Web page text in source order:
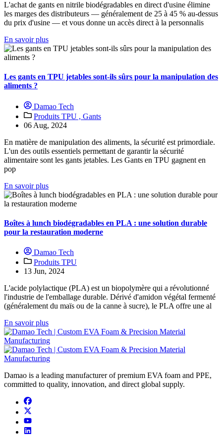
L'achat de gants en nitrile biodégradables en direct d'usine élimine
les marges des distributeurs — généralement de 25 à 45 % au-dessus
du prix d'usine — et vous donne un accès direct à la personnalis
En savoir plus
Les gants en TPU jetables sont-ils sûrs pour la manipulation des
aliments ?
Damao Tech
Produits TPU , Gants
06 Aug, 2024
En matière de manipulation des aliments, la sécurité est primordiale.
L'un des outils essentiels permettant de garantir la sécurité
alimentaire sont les gants jetables. Les Gants en TPU gagnent en
pop
En savoir plus
Boîtes à lunch biodégradables en PLA : une solution durable
pour la restauration moderne
Damao Tech
Produits TPU
13 Jun, 2024
L'acide polylactique (PLA) est un biopolymère qui a révolutionné
l'industrie de l'emballage durable. Dérivé d'amidon végétal fermenté
(généralement du maïs ou de la canne à sucre), le PLA offre une al
En savoir plus
Damao is a leading manufacturer of premium EVA foam and PPE,
committed to quality, innovation, and direct global supply.
facebook
x
youtube
linkedin